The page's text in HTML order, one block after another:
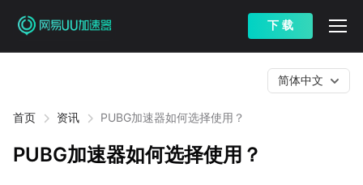
下 载
首页 资讯 PUBG加速器如何选择使用？
简体中文
PUBG加速器如何选择使用？